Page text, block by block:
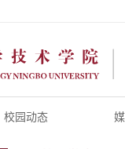
校园动态